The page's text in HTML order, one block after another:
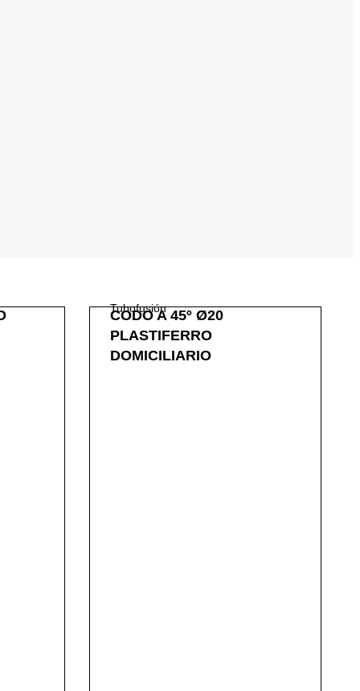
Tubofusión
CODO A 45º Ø20
PLASTIFERRO
DOMICILIARIO